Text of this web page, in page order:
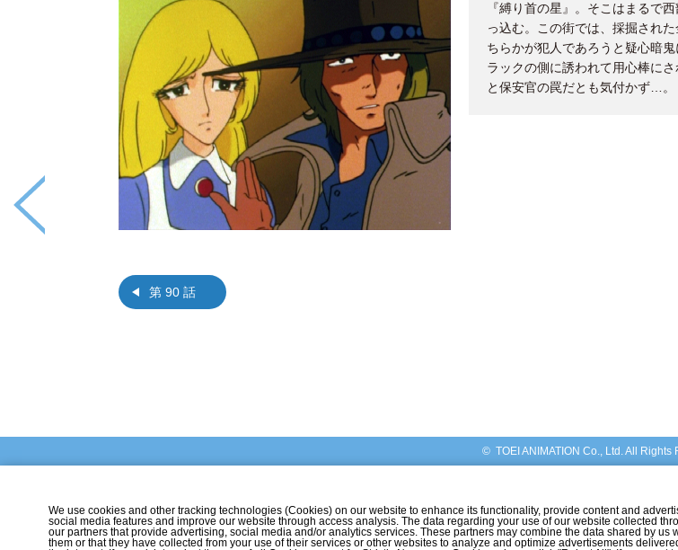
『縛り首の星』。そこはまるで
っ込む。この街では、採掘され
ちらかが犯人であろうと疑心暗
ラックの側に誘われて用心棒に
と保安官の罠だとも気付かず…。
第 90 話
© TOEI ANIMATION Co., Ltd. All Rights
We use cookies and other tracking technologies (Cookies) on our website to enhance its functionality, provide content and
social media features and improve our website through access analysis. The data regarding your use of our website collected
our partners that provide advertising, social media and/or analytics services. These partners may combine the data shared by us
them or that they have collected from your use of their services or other websites to analyze and optimize advertisements